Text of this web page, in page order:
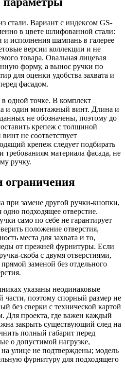
стали. Вариант с индексом GS-
в цвете шлифованной стали:
и исполнения шампань в галерее
версии коллекции и не
товара. Овальная лицевая
форму, а вынос ручки по
для оценки удобства захвата и
фасадом.
одной точке. В комплект
и один монтажный винт. Длина и
не обозначены, поэтому до
крепеж с толщиной
не соответствует
крепеж следует подбирать
требованиям материала фасада, не
ручку.
ограничения
при замене другой ручки-кнопки,
одно подходящее отверстие.
само по себе не гарантирует
положение отверстия,
места для захвата и то,
от прежней фурнитуры. Если
скоба с двумя отверстиями,
заменой без отдельного
указаны неодинаковые
части, поэтому спорный размер не
без сверки с технической картой
Для проекта, где важен каждый
закрыть существующий след на
полный габарит перед
о допустимой нагрузке,
улице не подтверждены; модель
фурнитуру для подходящего